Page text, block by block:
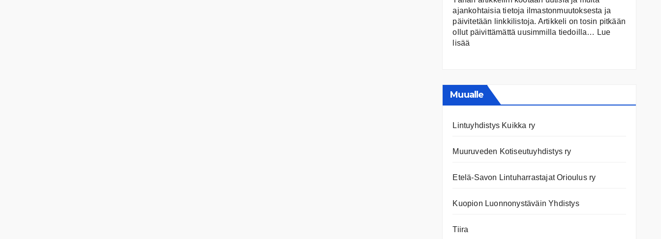
ajankohtaisia tietoja ilmastonmuutoksesta ja
päivitetään linkkilistoja. Artikkeli on tosin pitkään
ollut päivittämättä uusimmilla tiedoilla… Lue
lisää
nettilähteitä
Muualle
Lintuyhdistys Kuikka ry
Muuruveden Kotiseutuyhdistys ry
Etelä-Savon Lintuharrastajat Orioulus ry
Kuopion Luonnonystäväin Yhdistys
Tiira